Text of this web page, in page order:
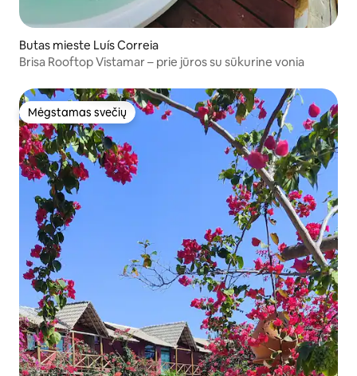
Butas mieste Luís Correia
Brisa Rooftop Vistamar – prie jūros su sūkurine vonia
Mėgstamas svečių
Mėgstamas svečių